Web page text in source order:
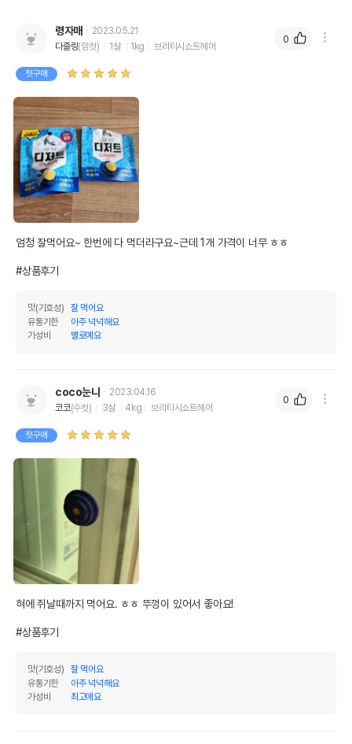
령자매
2023.05.21
다즐링(암컷) 1살 1kg 브리티시쇼트헤어
첫구매
엄청 잘먹어요~ 한번에 다 먹더라구요~근데 1개 가격이 너무 ㅎㅎ
#상품후기
맛(기호성)
잘 먹어요
유통기한
아주 넉넉해요
가성비
별로예요
0
coco눈나
2023.04.16
코코(수컷) 3살 4kg 브리티시쇼트헤어
첫구매
혀에 쥐날때까지 먹어요. ㅎㅎ 뚜껑이 있어서 좋아요!
#상품후기
맛(기호성)
잘 먹어요
유통기한
아주 넉넉해요
가성비
최고에요
0